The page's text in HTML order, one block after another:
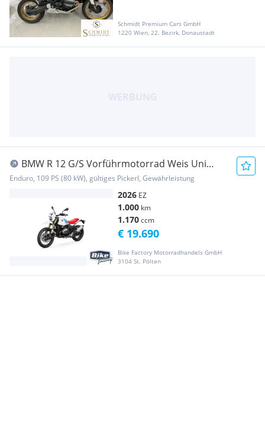
Schmidt Premium Cars GmbH
1220 Wien, 22. Bezirk, Donaustadt
BMW R 12 G/S Vorführmotorrad Weis Uni
(6M84314)
Enduro, 109 PS (80 kW), gültiges Pickerl, Gewährleistung
2026 EZ
1.000 km
1.170ccm
Bike Factory Motorradhandels GmbH
3104 St. Pölten
€ 19.690